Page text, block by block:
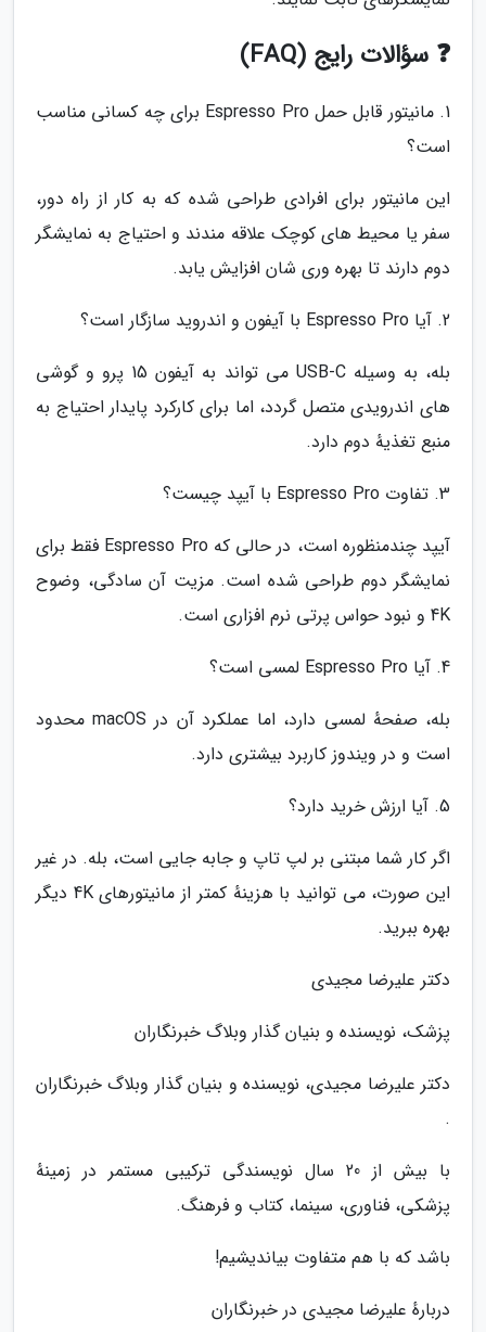
❓ سؤالات رایج (FAQ)
1. مانیتور قابل حمل Espresso Pro برای چه کسانی مناسب
است؟
این مانیتور برای افرادی طراحی شده که به کار از راه دور،
سفر یا محیط های کوچک علاقه مندند و احتیاج به نمایشگر
دوم دارند تا بهره وری شان افزایش یابد.
2. آیا Espresso Pro با آیفون و اندروید سازگار است؟
بله، به وسیله USB-C می تواند به آیفون 15 پرو و گوشی
های اندرویدی متصل گردد، اما برای کارکرد پایدار احتیاج به
منبع تغذیهٔ دوم دارد.
3. تفاوت Espresso Pro با آیپد چیست؟
آیپد چندمنظوره است، در حالی که Espresso Pro فقط برای
نمایشگر دوم طراحی شده است. مزیت آن سادگی، وضوح
4K و نبود حواس پرتی نرم افزاری است.
4. آیا Espresso Pro لمسی است؟
بله، صفحهٔ لمسی دارد، اما عملکرد آن در macOS محدود
است و در ویندوز کاربرد بیشتری دارد.
5. آیا ارزش خرید دارد؟
اگر کار شما مبتنی بر لپ تاپ و جابه جایی است، بله. در غیر
این صورت، می توانید با هزینهٔ کمتر از مانیتورهای 4K دیگر
بهره ببرید.
دکتر علیرضا مجیدی
پزشک، نویسنده و بنیان گذار وبلاگ خبرنگاران
دکتر علیرضا مجیدی، نویسنده و بنیان گذار وبلاگ خبرنگاران
.
با بیش از 20 سال نویسندگی ترکیبی مستمر در زمینهٔ
پزشکی، فناوری، سینما، کتاب و فرهنگ.
باشد که با هم متفاوت بیاندیشیم!
دربارهٔ علیرضا مجیدی در خبرنگاران